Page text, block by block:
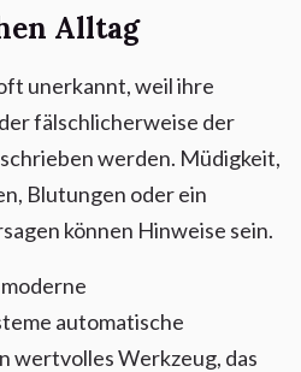
Alltag
unerkannt, weil ihre
fälschlicherweise der
werden. Müdigkeit,
Blutungen oder ein
können Hinweise sein.
automatische
wertvolles Werkzeug, das